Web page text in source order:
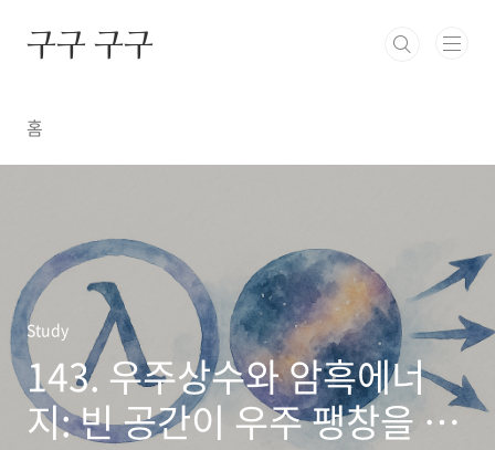
구구 구구
홈
Study
143. 우주상수와 암흑에너
지: 빈 공간이 우주 팽창을 가